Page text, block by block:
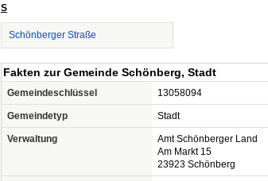
S
Schönberger Straße
Fakten zur Gemeinde Schönberg, Stadt
Gemeindeschlüssel 13058094
Gemeindetyp Stadt
Verwaltung
Amt Schönberger Land
Am Markt 15
23923 Schönberg